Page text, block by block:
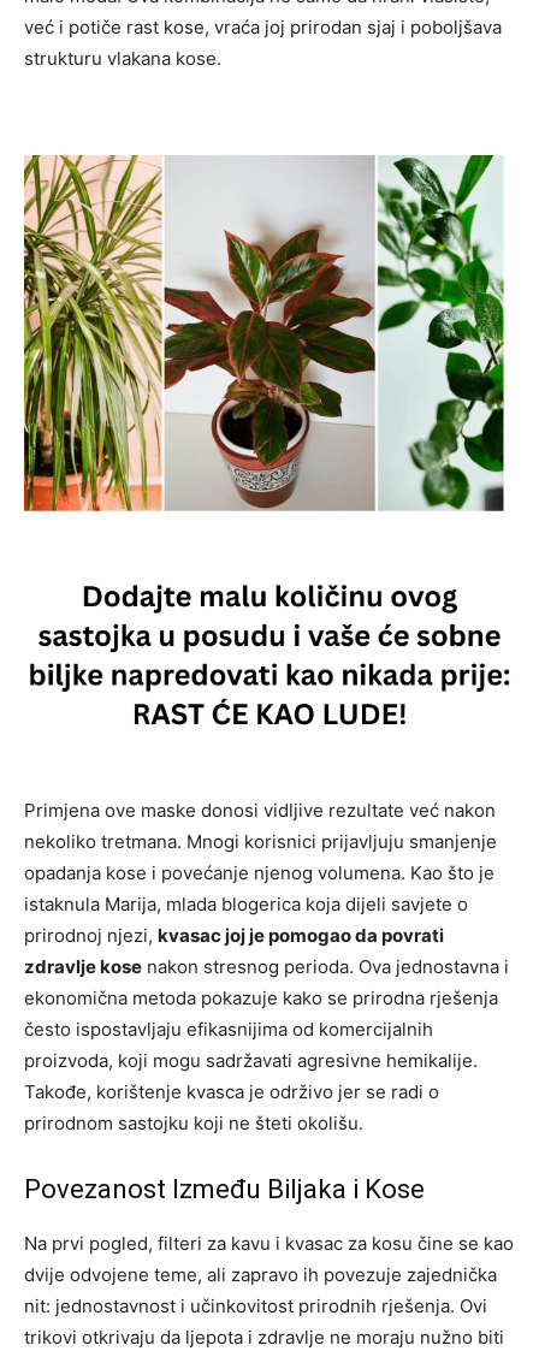
već i potiče rast kose, vraća joj prirodan sjaj i poboljšava
strukturu vlakana kose.
Primjena ove maske donosi vidljive rezultate već nakon
nekoliko tretmana. Mnogi korisnici prijavljuju smanjenje
opadanja kose i povećanje njenog volumena. Kao što je
istaknula Marija, mlada blogerica koja dijeli savjete o
prirodnoj njezi, kvasac joj je pomogao da povrati
zdravlje kose nakon stresnog perioda. Ova jednostavna i
ekonomična metoda pokazuje kako se prirodna rješenja
često ispostavljaju efikasnijima od komercijalnih
proizvoda, koji mogu sadržavati agresivne hemikalije.
Takođe, korištenje kvasca je održivo jer se radi o
prirodnom sastojku koji ne šteti okolišu.
Povezanost Između Biljaka i Kose
Na prvi pogled, filteri za kavu i kvasac za kosu čine se kao
dvije odvojene teme, ali zapravo ih povezuje zajednička
nit: jednostavnost i učinkovitost prirodnih rješenja. Ovi
trikovi otkrivaju da ljepota i zdravlje ne moraju nužno biti